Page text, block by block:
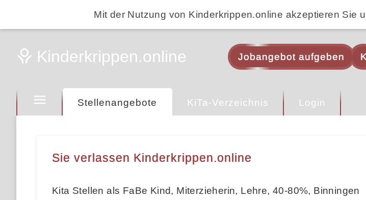
Mit der Nutzung von Kinderkrippen.online akzeptieren Sie
Jobangebot aufgeben
Stellenangebote KiTa-Verzeichnis Login
Sie verlassen Kinderkrippen.online
Kita Stellen als FaBe Kind, Miterzieherin, Lehre, 40-80%, Binningen